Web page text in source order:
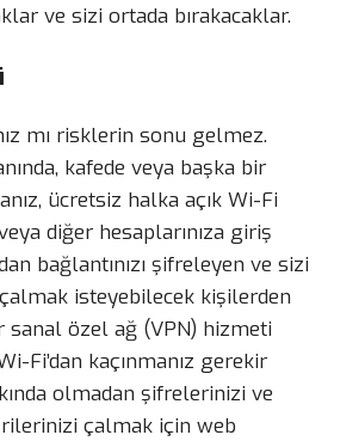
ve sizi ortada bırakacaklar.
mı risklerin sonu gelmez.
kafede veya başka bir
ücretsiz halka açık Wi-Fi
diğer hesaplarınıza giriş
bağlantınızı şifreleyen ve sizi
isteyebilecek kişilerden
sanal özel ağ (VPN) hizmeti
Fi’dan kaçınmanız gerekir
olmadan şifrelerinizi ve
çalmak için web